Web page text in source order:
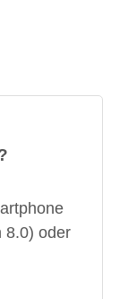
8.0) oder